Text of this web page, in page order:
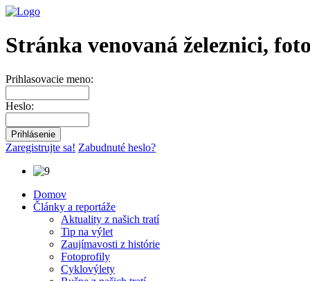
Stránka venovaná železnici,
Prihlasovacie meno:
Heslo:
Zaregistrujte sa! Zabudnuté heslo?
Domov
Články a reportáže
Aktuality z našich tratí
Tip na výlet
Zaujímavosti z histórie
Fotoprofily
Cyklovýlety